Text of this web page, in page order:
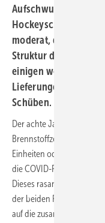
Aufschwung zu
Hockeyschläger-
moderat, dann aber
Struktur der Branche
einigen wenigen
Lieferungen – führt
Schüben.
Der achte Jahresbericht
Brennstoffzellenindustrie
Einheiten oder etwas
die COVID-Pandemie
Dieses rasante
der beiden
auf die zusammen über